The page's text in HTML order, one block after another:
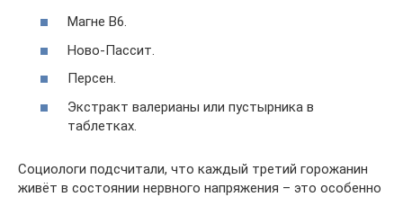
Магне В6.
Ново-Пассит.
Персен.
Экстракт валерианы или пустырника в
таблетках.
Социологи подсчитали, что каждый третий горожанин
живёт в состоянии нервного напряжения – это особенно